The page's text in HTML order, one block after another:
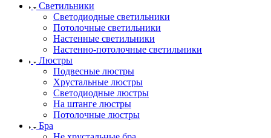
Светильники
Светодиодные светильники
Потолочные светильники
Настенные светильники
Настенно-потолочные светильники
Люстры
Подвесные люстры
Хрустальные люстры
Светодиодные люстры
На штанге люстры
Потолочные люстры
Бра